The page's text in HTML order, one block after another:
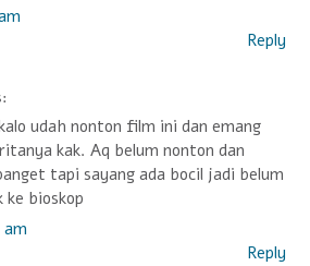
Reply
udah nonton film ini dan emang
kak. Aq belum nonton dan
tapi sayang ada bocil jadi belum
ke bioskop
am
Reply